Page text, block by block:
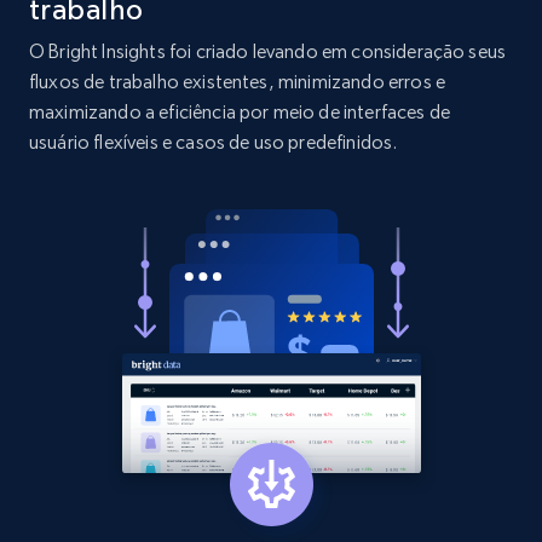
2.1K+ 375+ Comece agora
URL, Product id, Listing inventory id, Title, Rating,
Reviews count shop, Reviews count item, Initial
price, and more.
1.9K+ 323+ Comece agora
Etsy - Collect data on products using
specified keywords
URL, Product id, Listing inventory id, Title, Rating,
trabalho
O Bright Insights foi criado levando em consideração seus
fluxos de trabalho existentes, minimizando erros e
maximizando a eficiência por meio de interfaces de
usuário flexíveis e casos de uso predefinidos.